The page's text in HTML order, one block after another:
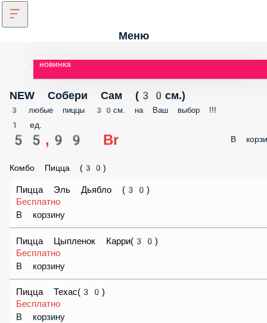
Меню
новинка
NEW Собери Сам (30см.)
3 любые пиццы 30см. на Ваш выбор !!!
1 ед.
55,99 Br В
Комбо Пицца (30)
Пицца Эль Дьябло (30)
Бесплатно
В корзину
Пицца Цыпленок Карри(30)
Бесплатно
В корзину
Пицца Техас(30)
Бесплатно